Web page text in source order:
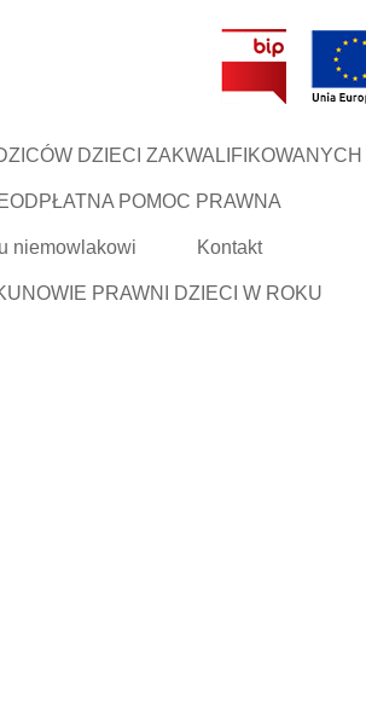
DZIECI ZAKWALIFIKOWANYCH
POMOC PRAWNA
niemowlakowi Kontakt
PRAWNI DZIECI W ROKU